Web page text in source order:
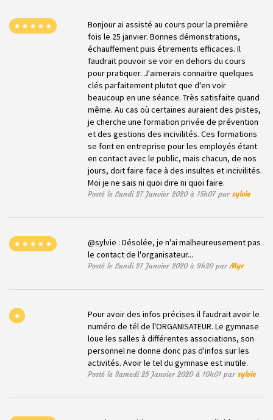
Bonjour ai assisté au cours pour la première
fois le 25 janvier. Bonnes démonstrations,
échauffement puis étirements efficaces. Il
faudrait pouvoir se voir en dehors du cours
pour pratiquer. J'aimerais connaitre quelques
clés parfaitement plutot que d'en voir
beaucoup en une séance. Très satisfaite quand
même. Au cas où certaines auraient des pistes,
je cherche une formation privée de prévention
et des gestions des incivilités. Ces formations
se font en entreprise pour les employés étant
en contact avec le public, mais chacun, de nos
jours, doit faire face à des insultes et incivilités.
Moi je ne sais ni quoi dire ni quoi faire.
Posté le Lundi 27 Janvier 2020 à 15h07 parsylvie
@sylvie : Désolée, je n'ai malheureusement pas
le contact de l'organisateur...
Posté le Lundi 27 Janvier 2020 à 9h30 parMyr
Pour avoir des infos précises il faudrait avoir le
numéro de tél de l'ORGANISATEUR. Le gymnase
loue les salles à différentes associations, son
personnel ne donne donc pas d'infos sur les
activités. Avoir le tel du gymnase est inutile.
Posté le Samedi 25 Janvier 2020 à 10h01 parsylvie